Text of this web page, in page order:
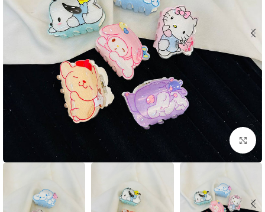
بزرگنمایی تصویر